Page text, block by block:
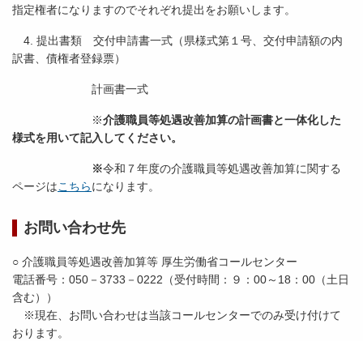
指定権者になりますのでそれぞれ提出をお願いします。
4. 提出書類 交付申請書一式（県様式第１号、交付申請額の内
訳書、債権者登録票）
計画書一式
※介護職員等処遇改善加算の計画書と一体化した
様式を用いて記入してください。
※令和７年度の介護職員等処遇改善加算に関する
ページはこちらになります。
お問い合わせ先
○ 介護職員等処遇改善加算等 厚生労働省コールセンター
電話番号：050－3733－0222（受付時間：９：00～18：00（土日
含む））
※現在、お問い合わせは当該コールセンターでのみ受け付けて
おります。